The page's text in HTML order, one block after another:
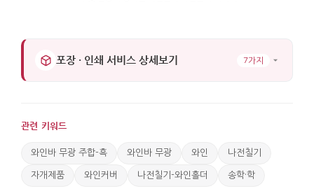
포장 · 인쇄 서비스 상세보기 7가지
관련 키워드
와인바 무광 주합-흑 와인바 무광 와인 나전칠기
자개제품 와인커버 나전칠기-와인홀더 송학·학